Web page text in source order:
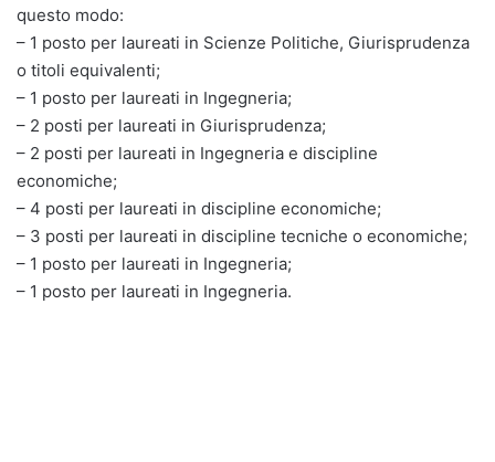
questo modo:
– 1 posto per laureati in Scienze Politiche, Giurisprudenza
o titoli equivalenti;
– 1 posto per laureati in Ingegneria;
– 2 posti per laureati in Giurisprudenza;
– 2 posti per laureati in Ingegneria e discipline
economiche;
– 4 posti per laureati in discipline economiche;
– 3 posti per laureati in discipline tecniche o economiche;
– 1 posto per laureati in Ingegneria;
– 1 posto per laureati in Ingegneria.